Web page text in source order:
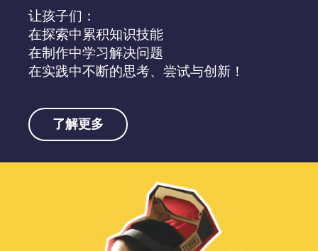
让孩子们：
在探索中累积知识技能
在制作中学习解决问题
在实践中不断的思考、尝试与创新！
了解更多